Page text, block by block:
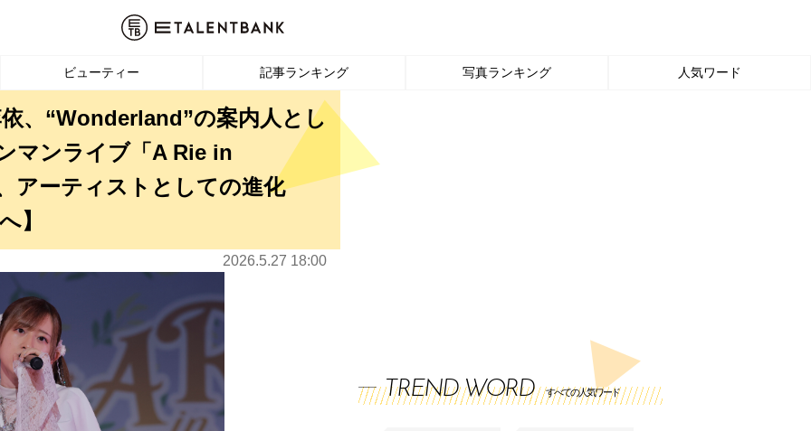
ビューティー 記事ランキング 写真ランキング 人気ワード
、“Wonderland”の案内人とし
マンライブ「A Rie in
アーティストとしての進化
】
2026.5.27 18:00
TREND WORD すべての人気ワード